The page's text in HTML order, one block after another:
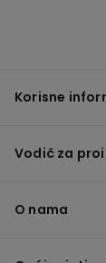
Korisne
Vodič za
O nama